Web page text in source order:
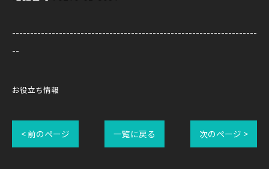
--------------------------------------------------------------------
--
お役立ち情報
< 前のページ 一覧に戻る 次のページ >